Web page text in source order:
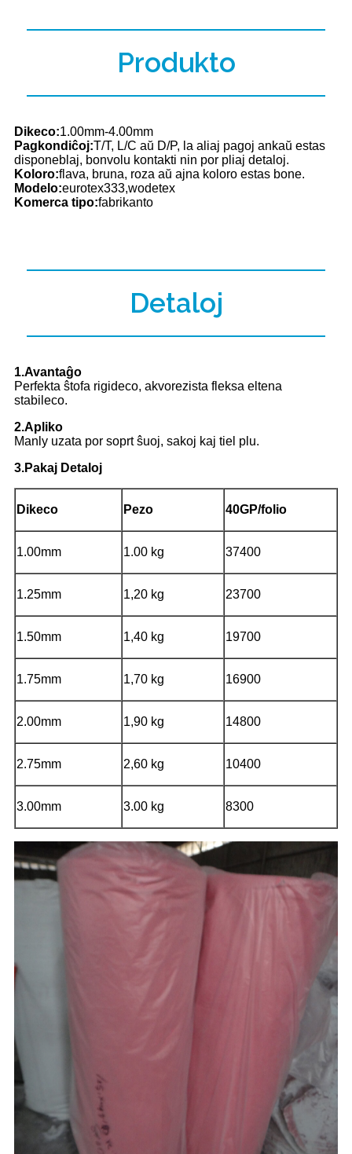
Produkto
Dikeco:1.00mm-4.00mm
Pagkondiĉoj:T/T, L/C aŭ D/P, la aliaj pagoj ankaŭ estas
disponeblaj, bonvolu kontakti nin por pliaj detaloj.
Koloro:flava, bruna, roza aŭ ajna koloro estas bone.
Modelo:eurotex333,wodetex
Komerca tipo:fabrikanto
Detaloj
1.Avantaĝo
Perfekta ŝtofa rigideco, akvorezista fleksa eltena
stabileco.
2.Apliko
Manly uzata por soprt ŝuoj, sakoj kaj tiel plu.
3.Pakaj Detaloj
Dikeco Pezo 40GP/folio
1.00mm 1.00 kg 37400
1.25mm 1,20 kg 23700
1.50mm 1,40 kg 19700
1.75mm 1,70 kg 16900
2.00mm 1,90 kg 14800
2.75mm 2,60 kg 10400
3.00mm 3.00 kg 8300